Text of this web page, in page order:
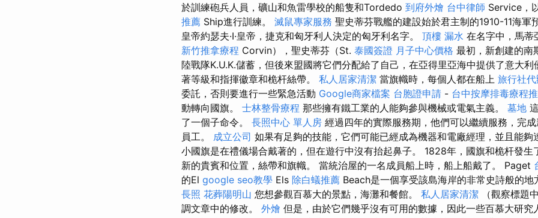
於訓練砲兵人員，礦山和魚雷學校的船隻和Tordedo 到府外燴 台中律師 Service，
推薦 Ship進行訓練。 滅鼠專家服務 聖史蒂芬戰艦的建設始於君主制的1910-11海軍
皇帝約瑟夫·I·皇帝，捷克和匈牙利人決定的匈牙利名字。 頂樓 漏水 在名字中，馬蒂
新竹推拿療程 Corvin），聖史蒂芬（St. 泰國簽證 月子中心價格 最初，新創建的南
陸戰隊K.U.K.儲蓄，但後來盟國將它們分配給了自己，在亞得里亞海中提供了意大
著等級和指揮徽章和桅杆絲帶。 私人居家清潔 當旗幟時，每個人都在船上 旅行社
委託，否則要進行一些緊急活動 Google商家檔案 台胞證申請 - 台中按摩排毒療程
動轉向國旗。 士林整骨療程 那些擁有鐵工業的人能夠參與機械或電氣主義。 墓地
了一個子命令。 長照中心 單人房 經過四年的實際服務期，他們可以繼續服務，完
員工。 成立公司 如果有足夠的技能，它們可能已經成為機器和電廠經理，並且能夠
小國旗是在禮儀場合戴著的，但在遊行中沒有抬起鼻子。 1828年，國旗和桅杆發生
新的貴賓和位置，絲帶和旗幟。 當統治屋的一名成員船上時，船上船戴了。 Paget
的El google seo教學 Els 除白蟻推薦 Beach是一個享受該島海岸的非常史詩般的地
長照 花葬陽明山 您想參觀百慕大的景點，海灘和餐館。 私人居家清潔 （觀察標題
調文章中的修改。 外燴 但是，由於它們幾乎沒有可用的數據，因此一些百慕大研究